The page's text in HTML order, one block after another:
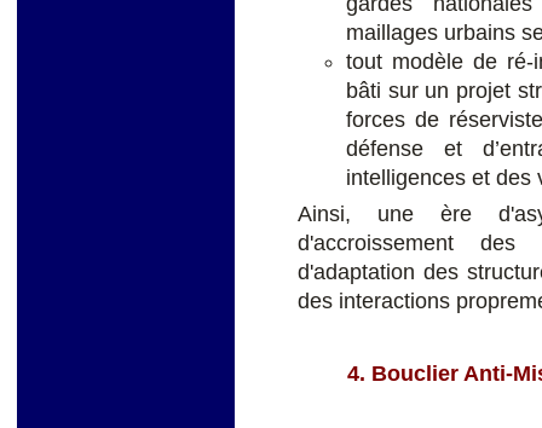
maillages urbains
tout modèle de ré-
bâti sur un projet
forces de
défense et
intelligences et des
Ainsi, une ère
d'accroissement
d'adaptation des
des interactions
4. Bouclier Anti-